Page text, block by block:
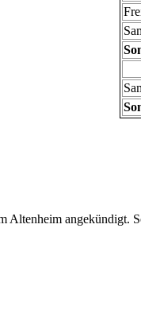
Altenheim angekündigt.